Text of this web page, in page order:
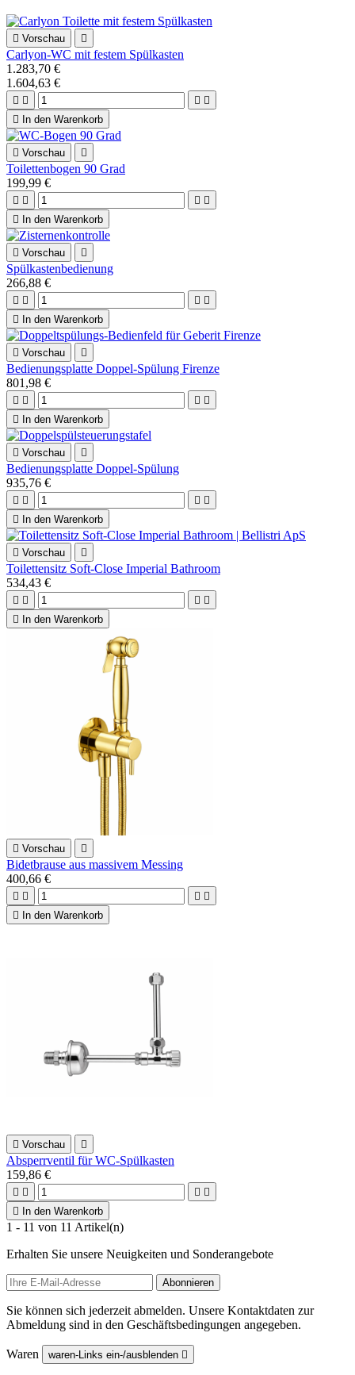
 Vorschau 
Carlyon-WC mit festem Spülkasten
1.283,70 €
1.604,63 €
   

In den Warenkorb
 Vorschau 
Toilettenbogen 90 Grad
199,99 €
   

In den Warenkorb
 Vorschau 
Spülkastenbedienung
266,88 €
   

In den Warenkorb
 Vorschau 
Bedienungsplatte Doppel-Spülung Firenze
801,98 €
   

In den Warenkorb
 Vorschau 
Bedienungsplatte Doppel-Spülung
935,76 €
   

In den Warenkorb
 Vorschau 
Toilettensitz Soft-Close Imperial Bathroom
534,43 €
   

In den Warenkorb
 Vorschau 
Bidetbrause aus massivem Messing
400,66 €
   

In den Warenkorb
 Vorschau 
Absperrventil für WC-Spülkasten
159,86 €
   

In den Warenkorb
1 - 11 von 11 Artikel(n)
Erhalten Sie unsere Neuigkeiten und Sonderangebote
Sie können sich jederzeit abmelden. Unsere Kontaktdaten zur
Abmeldung sind in den Geschäftsbedingungen angegeben.
Waren waren-Links ein-/ausblenden 